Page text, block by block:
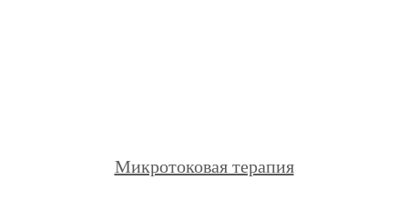
Микротоковая терапия